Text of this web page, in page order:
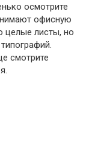
осмотрите
офисную
целые листы, но
смотрите